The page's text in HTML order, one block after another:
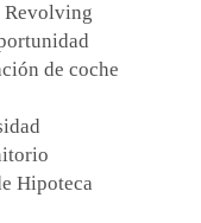
Revolving
de coche
Hipoteca